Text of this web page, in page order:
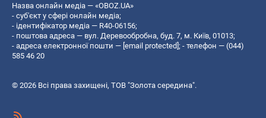
Назва онлайн медіа — «OBOZ.UA»
- суб'єкт у сфері онлайн медіа;
- ідентифікатор медіа — R40-06156;
- поштова адреса — вул. Деревообробна, буд. 7, м. Київ, 01013;
- адреса електронної пошти — [email protected]; - телефон — (044)
585 46 20
© 2026 Всі права захищені, ТОВ "Золота середина".